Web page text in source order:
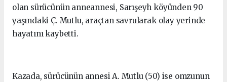
olan sürücünün anneannesi, Sarışeyh köyünden 90
yaşındaki Ç. Mutlu, araçtan savrularak olay yerinde
hayatını kaybetti.
Kazada, sürücünün annesi A. Mutlu (50) ise omzunun